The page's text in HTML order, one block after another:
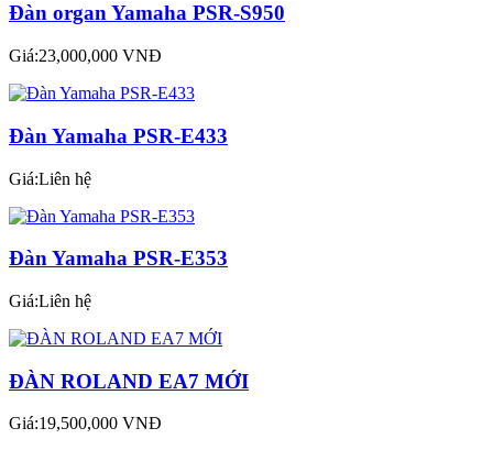
Đàn organ Yamaha PSR-S950
Giá:23,000,000 VNĐ
Đàn Yamaha PSR-E433
Giá:Liên hệ
Đàn Yamaha PSR-E353
Giá:Liên hệ
ĐÀN ROLAND EA7 MỚI
Giá:19,500,000 VNĐ